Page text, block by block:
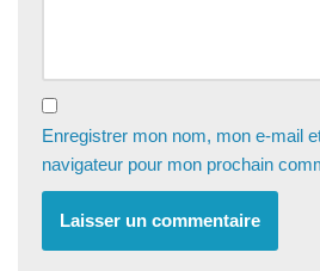
Enregistrer mon nom, mon e-mail
navigateur pour mon prochain